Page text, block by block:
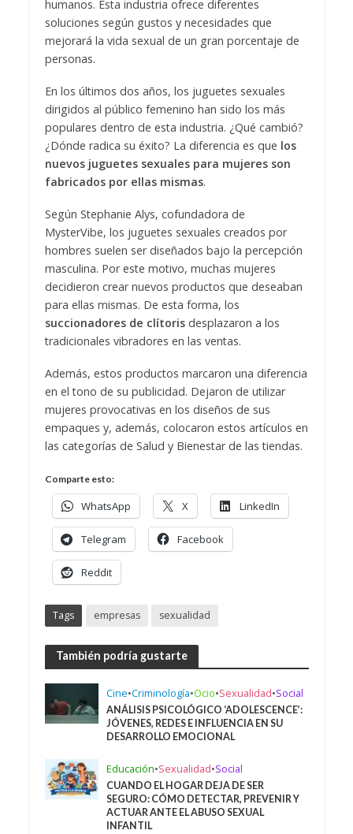
humanos. Esta industria ofrece diferentes
soluciones según gustos y necesidades que
mejorará la vida sexual de un gran porcentaje de
personas.
En los últimos dos años, los juguetes sexuales
dirigidos al público femenino han sido los más
populares dentro de esta industria. ¿Qué cambió?
¿Dónde radica su éxito? La diferencia es que los
nuevos juguetes sexuales para mujeres son
fabricados por ellas mismas.
Según Stephanie Alys, cofundadora de
MysterVibe, los juguetes sexuales creados por
hombres suelen ser diseñados bajo la percepción
masculina. Por este motivo, muchas mujeres
decidieron crear nuevos productos que deseaban
para ellas mismas. De esta forma, los
succionadores de clítoris desplazaron a los
tradicionales vibradores en las ventas.
Además, estos productos marcaron una diferencia
en el tono de su publicidad. Dejaron de utilizar
mujeres provocativas en los diseños de sus
empaques y, además, colocaron estos artículos en
las categorías de Salud y Bienestar de las tiendas.
Comparte esto:
WhatsApp X LinkedIn
Telegram Facebook
Reddit
Tags empresas sexualidad
También podría gustarte
Cine•Criminología•Ocio•Sexualidad•Social
ANÁLISIS PSICOLÓGICO ‘ADOLESCENCE’:
JÓVENES, REDES E INFLUENCIA EN SU
DESARROLLO EMOCIONAL
Educación•Sexualidad•Social
CUANDO EL HOGAR DEJA DE SER
SEGURO: CÓMO DETECTAR, PREVENIR Y
ACTUAR ANTE EL ABUSO SEXUAL
INFANTIL